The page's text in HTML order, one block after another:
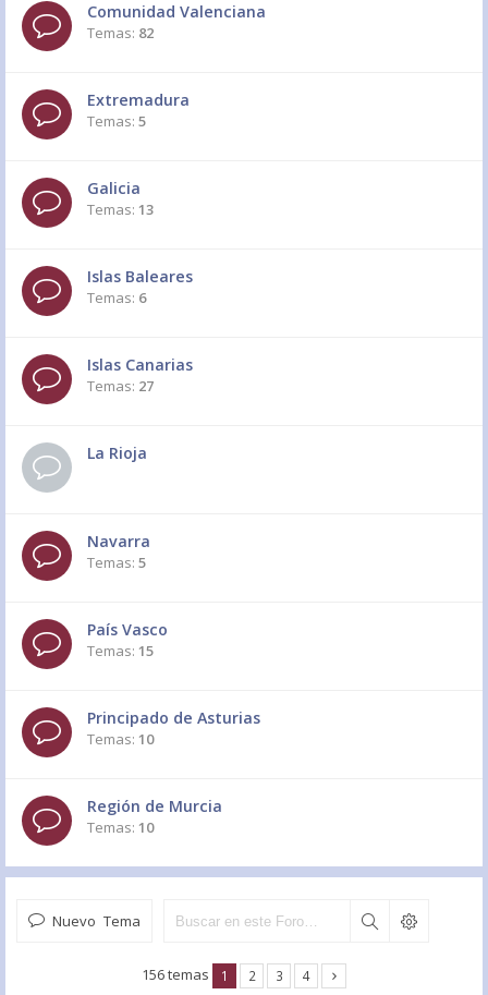
Comunidad Valenciana
Temas: 82
Extremadura
Temas: 5
Galicia
Temas: 13
Islas Baleares
Temas: 6
Islas Canarias
Temas: 27
La Rioja
Navarra
Temas: 5
País Vasco
Temas: 15
Principado de Asturias
Temas: 10
Región de Murcia
Temas: 10
Nuevo Tema
156 temas 1 2 3 4